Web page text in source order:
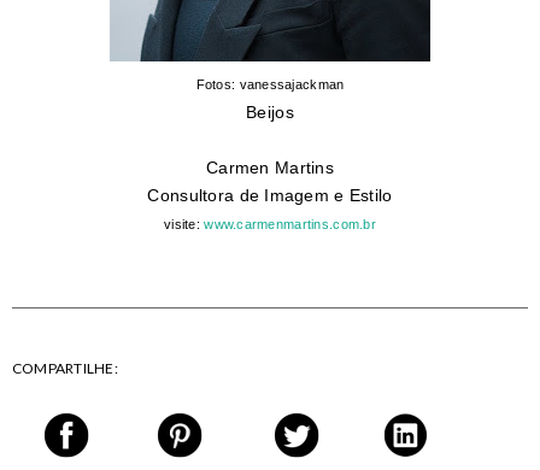
Fotos: vanessajackman
Beijos
Carmen Martins
Consultora de Imagem e Estilo
visite:www.carmenmartins.com.br
COMPARTILHE: